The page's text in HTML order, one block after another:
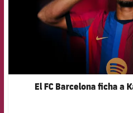
El FC Barcelona ficha a